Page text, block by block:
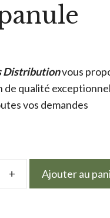
:
€.
Distributionvous
de qualité
vos demandes
quantité
Ajouter au